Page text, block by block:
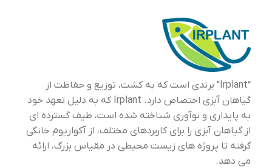
“Irplant” برندی است که به کشت، توزیع و حفاظت از
گیاهان آبزی اختصاص دارد. Irplant که به دلیل تعهد خود
به پایداری و نوآوری شناخته شده است، طیف گسترده ای
از گیاهان آبزی را برای کاربردهای مختلف، از آکواریوم خانگی
گرفته تا پروژه های زیست محیطی در مقیاس بزرگ، ارائه
می دهد.